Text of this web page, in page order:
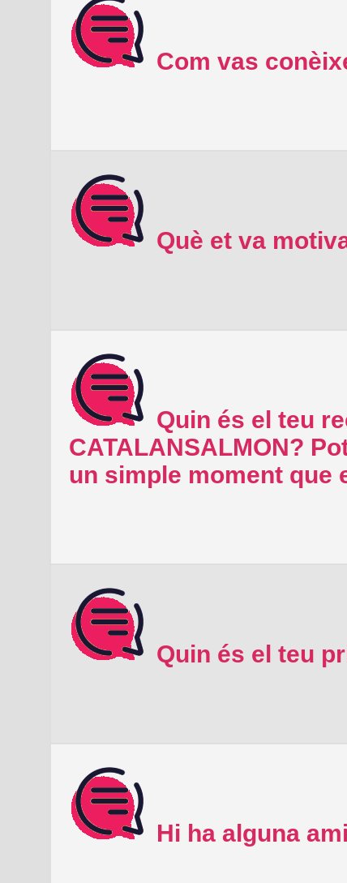
Com vas
Què et va
Quin és el teu
CATALANSALMON?
un simple moment que
Quin és el teu
Hi ha alguna